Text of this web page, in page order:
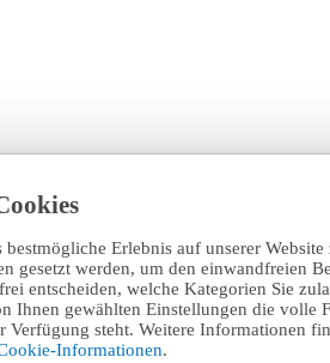
Erlebnis auf unserer
gesetzt werden, um den einwandfreien
entscheiden, welche Kategorien Sie
Ihnen gewählten Einstellungen die volle
Verfügung steht. Weitere Informationen
Informationen.